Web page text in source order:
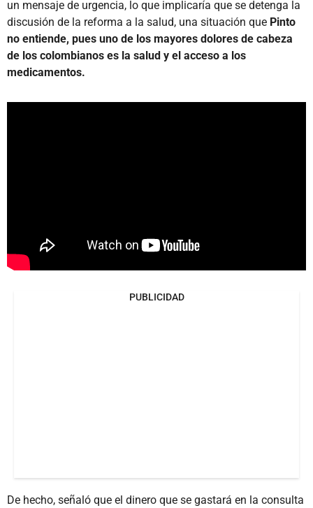
un mensaje de urgencia, lo que implicaría que se detenga la
discusión de la reforma a la salud, una situación que Pinto
no entiende, pues uno de los mayores dolores de cabeza
de los colombianos es la salud y el acceso a los
medicamentos.
PUBLICIDAD
De hecho, señaló que el dinero que se gastará en la consulta